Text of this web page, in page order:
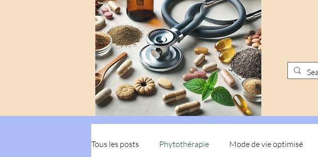
Tous les posts Phytothérapie Mode de vie optimisé